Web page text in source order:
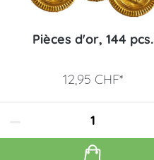
Pièces d'or, 144 pcs.
12,95 CHF*